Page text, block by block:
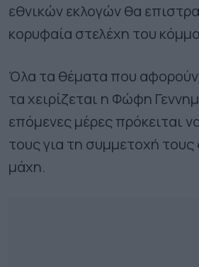
εθνικών εκλογών θα
κορυφαία στελέχη του
Όλα τα θέματα που
τα χειρίζεται η Φώφη
επόμενες μέρες πρόκειται
τους για τη συμμετοχή τους
μάχη.